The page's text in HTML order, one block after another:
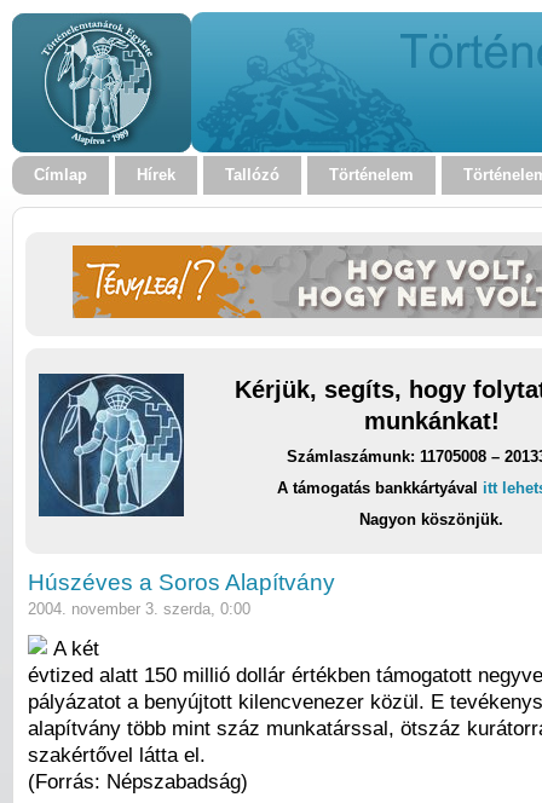
Címlap Hírek Tallózó Történelem
Kérjük, segíts, hogy
munkánkat!
Számlaszámunk: 11705008 –
A támogatás bankkártyával itt
Nagyon köszönjük.
Húszéves a Soros Alapítvány
2004. november 3. szerda, 0:00
A két
évtized alatt 150 millió dollár értékben támogatott
pályázatot a benyújtott kilencvenezer közül. E
alapítvány több mint száz munkatárssal, ötszáz
szakértővel látta el.
(Forrás: Népszabadság)